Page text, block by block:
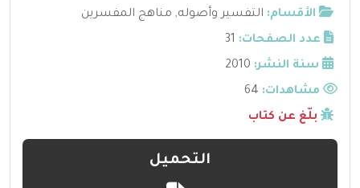
الأقسام: التفسير وأصوله, مناهج المفسرين
عدد الصفحات: 31
سنة النشر: 2010
مشاهدات:
بلّغ عن كتاب
التحميل